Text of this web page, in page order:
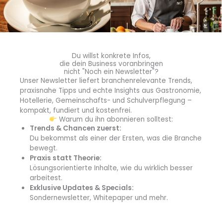
diehaccpapp.de
diebestellapp.de
promedia-thekentv.de
Mediadaten
Newsletter Anmeldung
Registrierung für Abokunden
Du willst konkrete Infos,
die dein Business voranbringen
nicht "Noch ein Newsletter"?
Unser Newsletter liefert branchenrelevante Trends,
praxisnahe Tipps und echte Insights aus Gastronomie,
Hotellerie, Gemeinschafts- und Schulverpflegung –
kompakt, fundiert und kostenfrei.
Warum du ihn abonnieren solltest:
Trends & Chancen zuerst:
Du bekommst als einer der Ersten, was die Branche
bewegt.
Praxis statt Theorie:
Lösungsorientierte Inhalte, wie du wirklich besser
arbeitest.
Exklusive Updates & Specials:
Sondernewsletter, Whitepaper und mehr.